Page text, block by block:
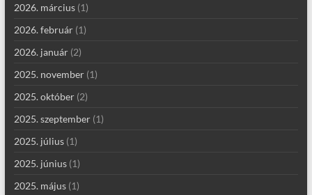
2026. március(1)
2026. február(1)
2026. január(2)
2025. november(1)
2025. október(2)
2025. szeptember(1)
2025. július(1)
2025. június(1)
2025. május(1)